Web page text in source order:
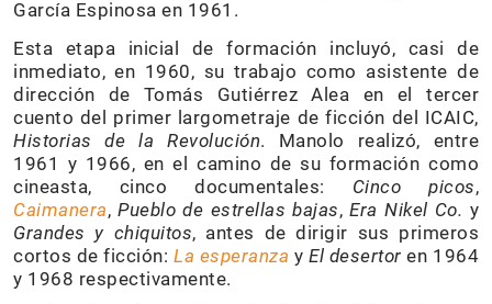
García Espinosa en 1961.
Esta etapa inicial de formación incluyó, casi de
inmediato, en 1960, su trabajo como asistente de
dirección de Tomás Gutiérrez Alea en el tercer
cuento del primer largometraje de ficción del ICAIC,
Historias de la Revolución. Manolo realizó, entre
1961 y 1966, en el camino de su formación como
cineasta, cinco documentales: Cinco picos,
Caimanera,Pueblo de estrellas bajas,Era Nikel Co. y
Grandes y chiquitos, antes de dirigir sus primeros
cortos de ficción: La esperanza yEl desertoren 1964
y 1968 respectivamente.